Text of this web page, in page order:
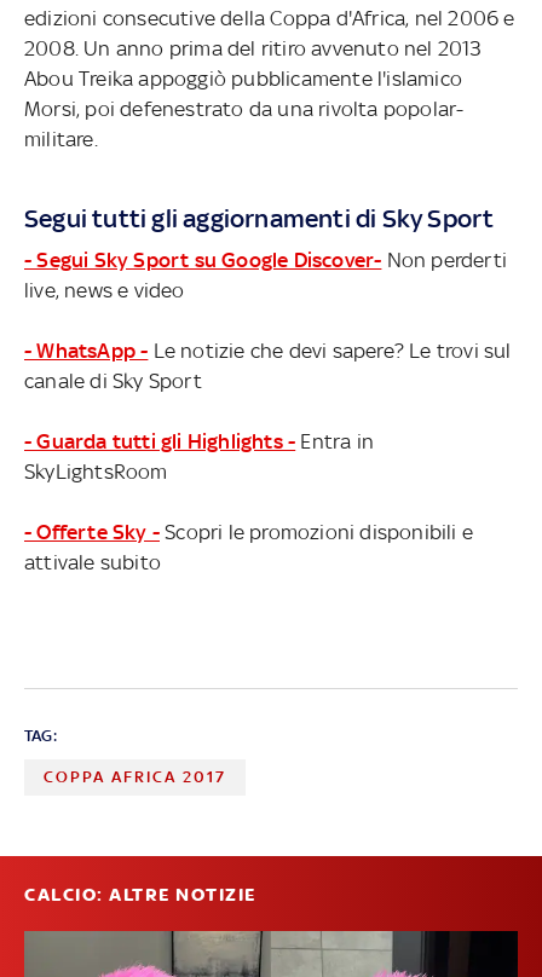
edizioni consecutive della Coppa d'Africa, nel 2006 e
2008. Un anno prima del ritiro avvenuto nel 2013
Abou Treika appoggiò pubblicamente l'islamico
Morsi, poi defenestrato da una rivolta popolar-
militare.
Segui tutti gli aggiornamenti di Sky Sport
- Segui Sky Sport su Google Discover- Non perderti
live, news e video
- WhatsApp - Le notizie che devi sapere? Le trovi sul
canale di Sky Sport
- Guarda tutti gli Highlights - Entra in
SkyLightsRoom
- Offerte Sky - Scopri le promozioni disponibili e
attivale subito
TAG:
COPPA AFRICA 2017
CALCIO: ALTRE NOTIZIE